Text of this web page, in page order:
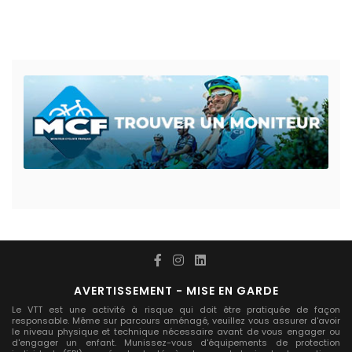
AVERTISSEMENT - MISE EN GARDE
Le VTT est une activité à risque qui doit être pratiquée de façon
responsable. Même sur parcours aménagé, veuillez vous assurer d'avoir
le niveau physique et technique nécessaire avant de vous engager ou
d'engager un enfant. Munissez-vous d'équipements de protection